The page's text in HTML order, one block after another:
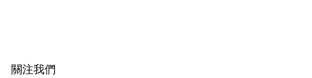
關注我們